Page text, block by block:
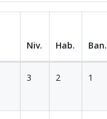
Niv. Hab. Ban.
3 2 1